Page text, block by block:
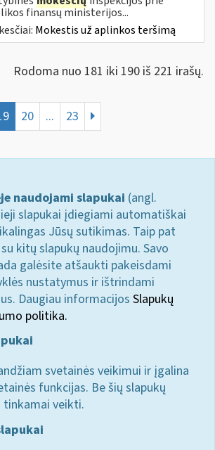
finansų ministerijos...
Mokestis už aplinkos teršimą
Rodoma nuo 181 iki 190 iš 221 irašų.
20 ... 23
naudojami slapukai (angl.
slapukai įdiegiami automatiškai
Jūsų sutikimas. Taip pat
kitų slapukų naudojimu. Savo
galėsite atšaukti pakeisdami
nustatymus ir ištrindami
Daugiau informacijos Slapukų
politika.
svetainės veikimui ir įgalina
funkcijas. Be šių slapukų
tinkamai veikti.